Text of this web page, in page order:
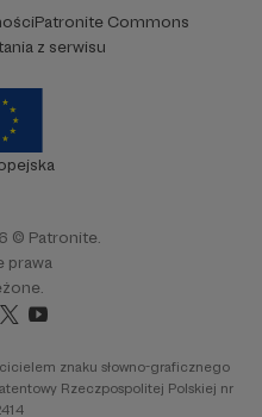
Patronite Commons
z serwisu
© Patronite.
prawa
znaku słowno-graficznego
Rzeczpospolitej Polskiej nr